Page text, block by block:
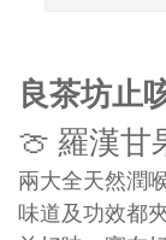
良茶坊止
🍈 羅漢甘
兩大全天然潤
味道及功效都